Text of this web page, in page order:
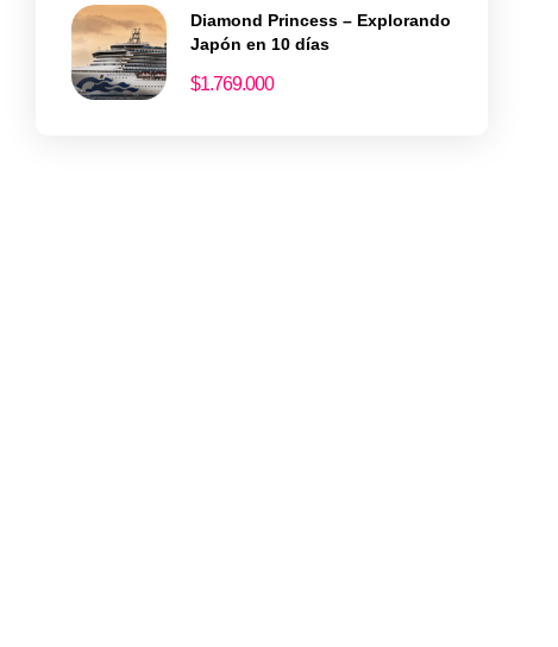
Diamond Princess – Explorando
Japón en 10 días
$1.769.000